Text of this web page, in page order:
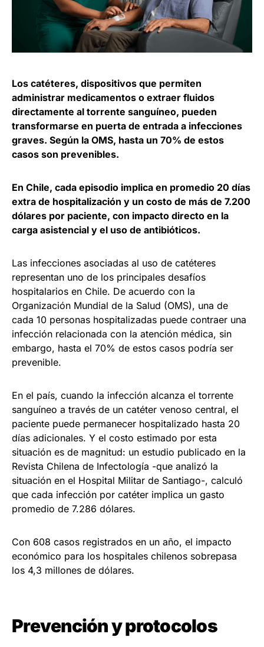
Los catéteres, dispositivos que permiten
administrar medicamentos o extraer fluidos
directamente al torrente sanguíneo, pueden
transformarse en puerta de entrada a infecciones
graves. Según la OMS, hasta un 70% de estos
casos son prevenibles.
En Chile, cada episodio implica en promedio 20 días
extra de hospitalización y un costo de más de 7.200
dólares por paciente, con impacto directo en la
carga asistencial y el uso de antibióticos.
Las infecciones asociadas al uso de catéteres
representan uno de los principales desafíos
hospitalarios en Chile. De acuerdo con la
Organización Mundial de la Salud (OMS), una de
cada 10 personas hospitalizadas puede contraer una
infección relacionada con la atención médica, sin
embargo, hasta el 70% de estos casos podría ser
prevenible.
En el país, cuando la infección alcanza el torrente
sanguíneo a través de un catéter venoso central, el
paciente puede permanecer hospitalizado hasta 20
días adicionales. Y el costo estimado por esta
situación es de magnitud: un estudio publicado en la
Revista Chilena de Infectología -que analizó la
situación en el Hospital Militar de Santiago-, calculó
que cada infección por catéter implica un gasto
promedio de 7.286 dólares.
Con 608 casos registrados en un año, el impacto
económico para los hospitales chilenos sobrepasa
los 4,3 millones de dólares.
Prevención y protocolos